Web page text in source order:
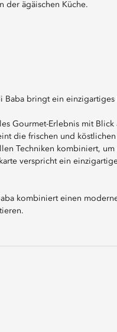
der ägäischen Küche.
Baba bringt ein
Gourmet-Erlebnis mit
die frischen und
Techniken kombiniert,
verspricht ein
kombiniert einen